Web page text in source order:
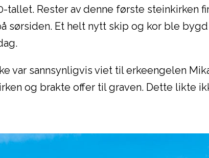
tallet. Rester av denne første steinkirken
sørsiden. Et helt nytt skip og kor ble
var sannsynligvis viet til erkeengelen
og brakte offer til graven. Dette likte